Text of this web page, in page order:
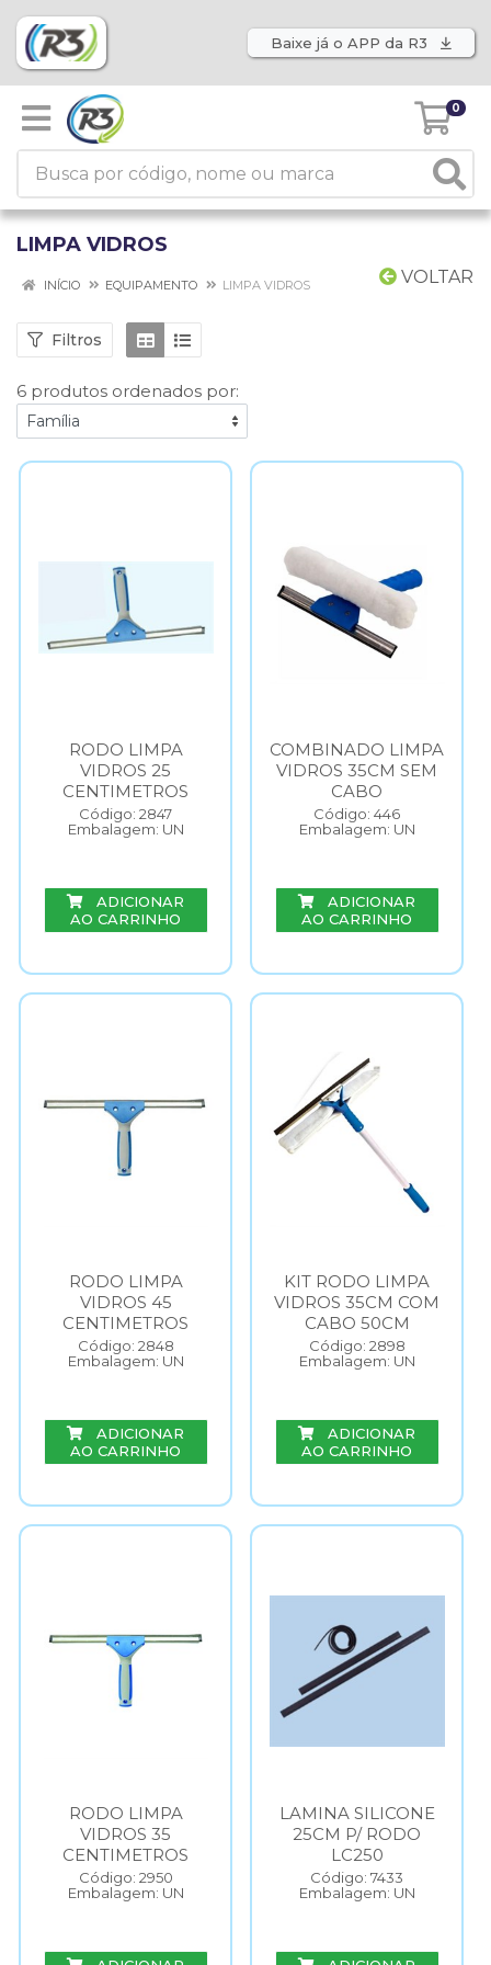
Baixe já o APP da R3
0
LIMPA VIDROS
VOLTAR
INÍCIO EQUIPAMENTO LIMPA VIDROS
Filtros
6 produtos ordenados por:
RODO LIMPA
VIDROS 25
CENTIMETROS
Código: 2847
Embalagem: UN
ADICIONAR
AO CARRINHO
COMBINADO LIMPA
VIDROS 35CM SEM
CABO
Código: 446
Embalagem: UN
ADICIONAR
AO CARRINHO
RODO LIMPA
VIDROS 45
CENTIMETROS
Código: 2848
Embalagem: UN
ADICIONAR
AO CARRINHO
KIT RODO LIMPA
VIDROS 35CM COM
CABO 50CM
Código: 2898
Embalagem: UN
ADICIONAR
AO CARRINHO
RODO LIMPA
VIDROS 35
CENTIMETROS
Código: 2950
Embalagem: UN
LAMINA SILICONE
25CM P/ RODO
LC250
Código: 7433
Embalagem: UN